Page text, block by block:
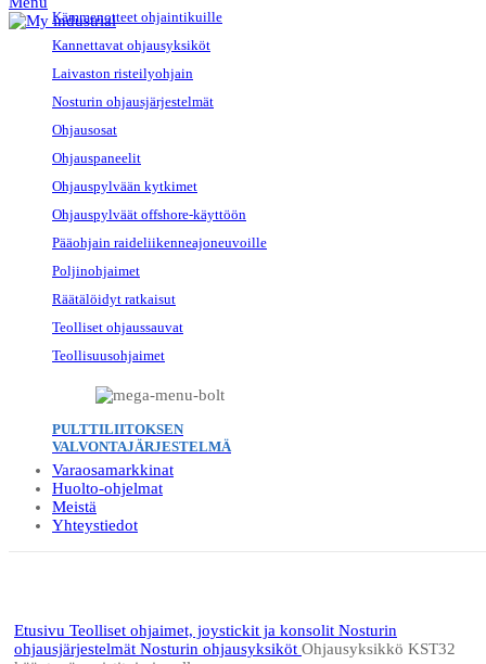
Kämmenotteet ohjaintikuille
Kannettavat ohjausyksiköt
Laivaston risteilyohjain
Nosturin ohjausjärjestelmät
Ohjausosat
Ohjauspaneelit
Ohjauspylvään kytkimet
Ohjauspylväät offshore-käyttöön
Pääohjain raideliikenneajoneuvoille
Poljinohjaimet
Räätälöidyt ratkaisut
Teolliset ohjaussauvat
Teollisuusohjaimet
PULTTILIITOKSEN
VALVONTAJÄRJESTELMÄ
Varaosamarkkinat
Huolto-ohjelmat
Meistä
Yhteystiedot
Etusivu Teolliset ohjaimet, joystickit ja konsolit Nosturin
ohjausjärjestelmät Nosturin ohjausyksiköt Ohjausyksikkö KST32